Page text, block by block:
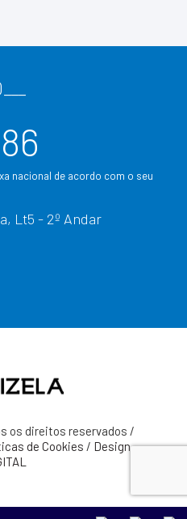
nacional de acordo com o seu
Lt5 - 2º Andar
os direitos reservados /
de Cookies / Design